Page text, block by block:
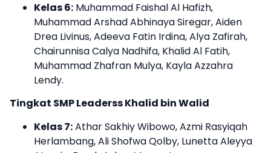
Kelas 6: Muhammad Faishal Al Hafizh,
Muhammad Arshad Abhinaya Siregar, Aiden
Drea Livinus, Adeeva Fatin Irdina, Alya Zafirah,
Chairunnisa Calya Nadhifa, Khalid Al Fatih,
Muhammad Zhafran Mulya, Kayla Azzahra
Lendy.
Tingkat SMP Leaderss Khalid bin Walid
Kelas 7:Athar Sakhiy Wibowo, Azmi Rasyiqah
Herlambang, Ali Shofwa Qolby, Lunetta Aleyya